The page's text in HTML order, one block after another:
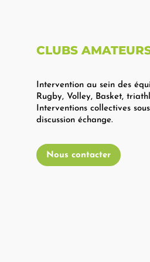
CLUBS
Intervention au sein des
Rugby, Volley, Basket,
Interventions collectives
discussion échange.
Nous contacter